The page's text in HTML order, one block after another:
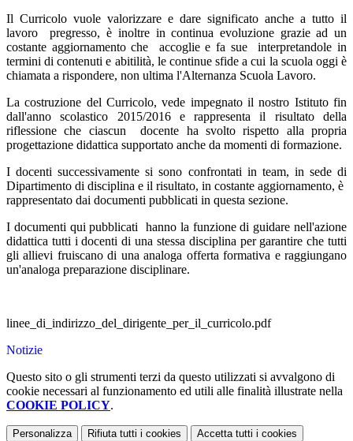
Il Curricolo vuole valorizzare e dare significato anche a tutto il
lavoro pregresso, è inoltre in continua evoluzione grazie ad un
costante aggiornamento che accoglie e fa sue interpretandole in
termini di contenuti e abitilità, le continue sfide a cui la scuola oggi è
chiamata a rispondere, non ultima l'Alternanza Scuola Lavoro.
La costruzione del Curricolo, vede impegnato il nostro Istituto fin
dall'anno scolastico 2015/2016 e rappresenta il risultato della
riflessione che ciascun docente ha svolto rispetto alla propria
progettazione didattica supportato anche da momenti di formazione.
I docenti successivamente si sono confrontati in team, in sede di
Dipartimento di disciplina e il risultato, in costante aggiornamento, è
rappresentato dai documenti pubblicati in questa sezione.
I documenti qui pubblicati hanno la funzione di guidare nell'azione
didattica tutti i docenti di una stessa disciplina per garantire che tutti
gli allievi fruiscano di una analoga offerta formativa e raggiungano
un'analoga preparazione disciplinare.
linee_di_indirizzo_del_dirigente_per_il_curricolo.pdf
Notizie
Questo sito o gli strumenti terzi da questo utilizzati si avvalgono di
cookie necessari al funzionamento ed utili alle finalità illustrate nella
COOKIE POLICY.
Personalizza Rifiuta tutti i cookies Accetta tutti i cookies